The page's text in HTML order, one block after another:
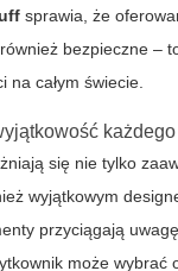
sprawia, że
bezpieczne –
na całym świecie.
się nie tylko
wyjątkowym
przyciągają
może wybrać